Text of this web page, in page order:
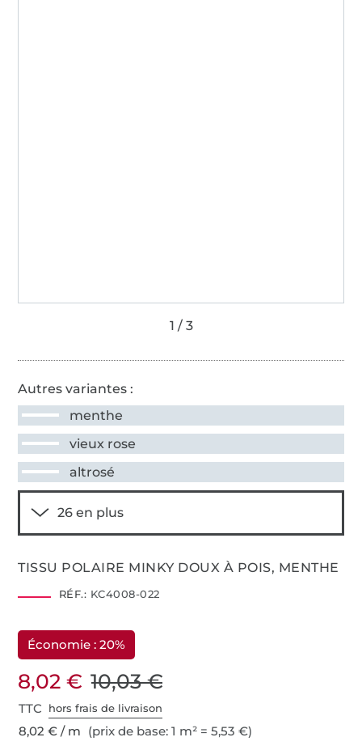
Autres variantes :
menthe
vieux rose
altrosé
TISSU POLAIRE MINKY DOUX À POIS, MENTHE
RÉF.: KC4008-022
Économie : 20%
8,02 € 10,03 €
TTC hors frais de livraison
8,02 € / m (prix de base: 1 m² = 5,53 €)